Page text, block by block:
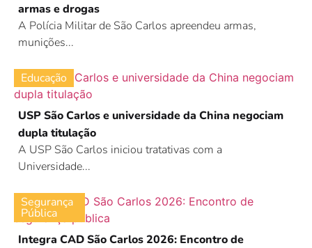
armas e drogas
A Polícia Militar de São Carlos apreendeu armas,
munições...
Educação
USP São Carlos e universidade da China negociam
dupla titulação
A USP São Carlos iniciou tratativas com a
Universidade...
Segurança
Pública
Integra CAD São Carlos 2026: Encontro de